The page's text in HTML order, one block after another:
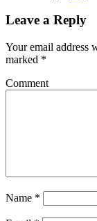
Leave a Reply
Your email address
marked *
Comment
Name *